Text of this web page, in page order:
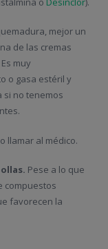
mejor un
de las cremas
muy
o gasa estéril y
si no tenemos
llamar al médico.
Pese a lo que
compuestos
favorecen la